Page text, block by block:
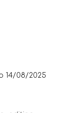
14/08/2025